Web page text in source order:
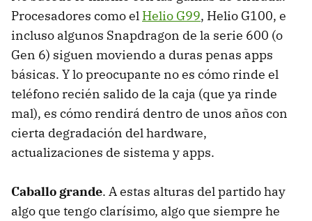
Procesadores como el Helio G99, Helio G100, e
incluso algunos Snapdragon de la serie 600 (o
Gen 6) siguen moviendo a duras penas apps
básicas. Y lo preocupante no es cómo rinde el
teléfono recién salido de la caja (que ya rinde
mal), es cómo rendirá dentro de unos años con
cierta degradación del hardware,
actualizaciones de sistema y apps.
Caballo grande. A estas alturas del partido hay
algo que tengo clarísimo, algo que siempre he